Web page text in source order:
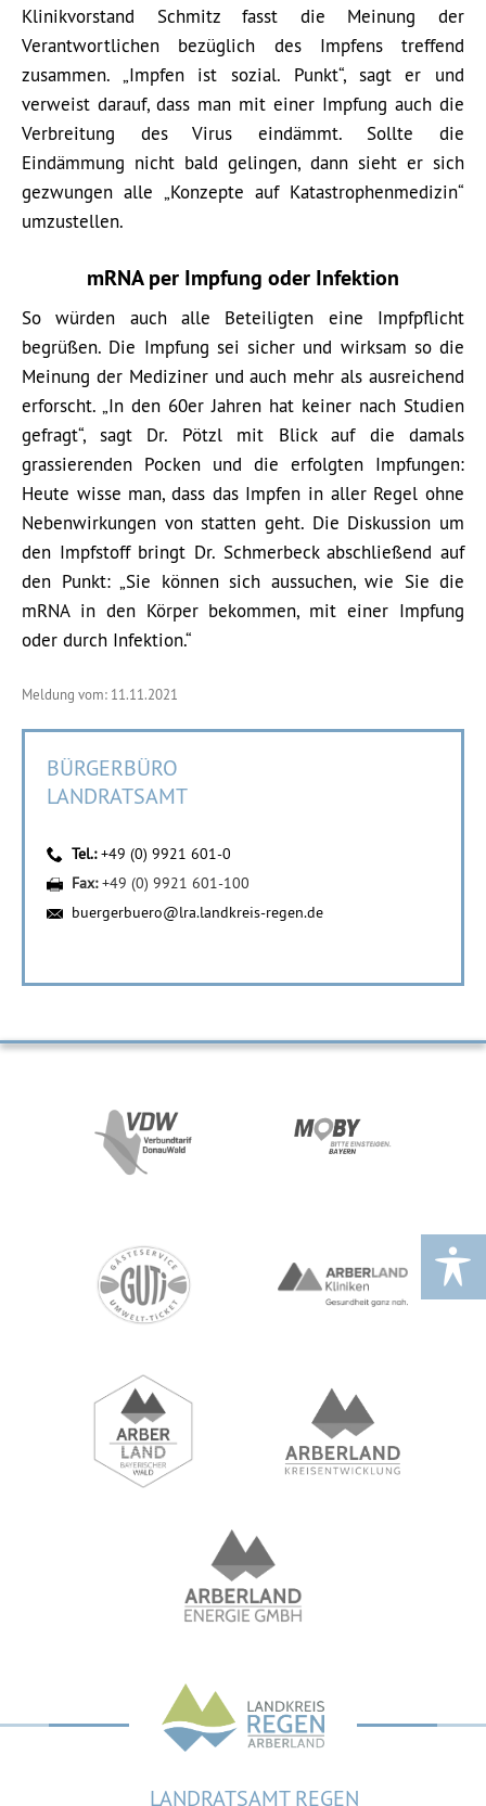
Klinikvorstand Schmitz fasst die Meinung der
Verantwortlichen bezüglich des Impfens treffend
zusammen. „Impfen ist sozial. Punkt“, sagt er und
verweist darauf, dass man mit einer Impfung auch die
Verbreitung des Virus eindämmt. Sollte die
Eindämmung nicht bald gelingen, dann sieht er sich
gezwungen alle „Konzepte auf Katastrophenmedizin“
umzustellen.
mRNA per Impfung oder Infektion
So würden auch alle Beteiligten eine Impfpflicht
begrüßen. Die Impfung sei sicher und wirksam so die
Meinung der Mediziner und auch mehr als ausreichend
erforscht. „In den 60er Jahren hat keiner nach Studien
gefragt“, sagt Dr. Pötzl mit Blick auf die damals
grassierenden Pocken und die erfolgten Impfungen:
Heute wisse man, dass das Impfen in aller Regel ohne
Nebenwirkungen von statten geht. Die Diskussion um
den Impfstoff bringt Dr. Schmerbeck abschließend auf
den Punkt: „Sie können sich aussuchen, wie Sie die
mRNA in den Körper bekommen, mit einer Impfung
oder durch Infektion.“
Meldung vom: 11.11.2021
BÜRGERBÜRO
LANDRATSAMT
Tel.:+49 (0) 9921 601-0
Fax:+49 (0) 9921 601-100
buergerbuero@lra.landkreis-regen.de
LANDRATSAMT REGEN